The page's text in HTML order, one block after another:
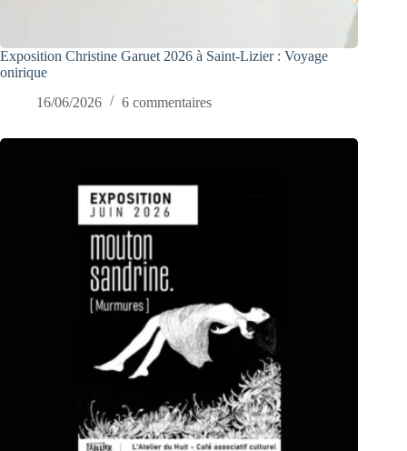
Exposition Christine Garuet 2026 à Saint-Lizier : Voyage
onirique
16/06/2026
6 commentaires